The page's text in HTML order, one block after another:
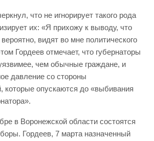
что не игнорирует такого рода
их: «Я прихожу к выводу, что
видят во мне политического
Гордеев отмечает, что губернаторы
чем обычные граждане, и
давление со стороны
которые опускаются до «выбивания
в Воронежской области состоятся
Гордеев, 7 марта назначенный